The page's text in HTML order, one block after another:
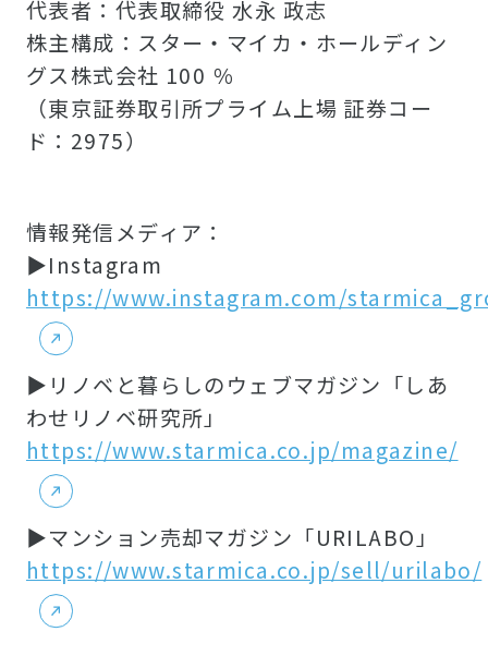
代表者：代表取締役 水永 政志
株主構成：スター・マイカ・ホールディン
グス株式会社 100 ％
（東京証券取引所プライム上場 証券コー
ド：2975）
情報発信メディア：
▶Instagram
https://www.instagram.com/
▶リノベと暮らしのウェブマガジン「しあ
わせリノベ研究所」
https://www.starmica.co.jp/magazine/
▶マンション売却マガジン「URILABO」
https://www.starmica.co.jp/sell/urilabo/